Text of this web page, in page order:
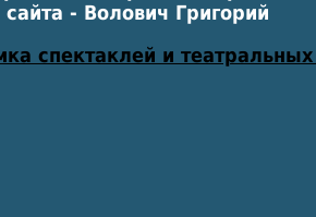
- Волович Григорий
спектаклей и театральных